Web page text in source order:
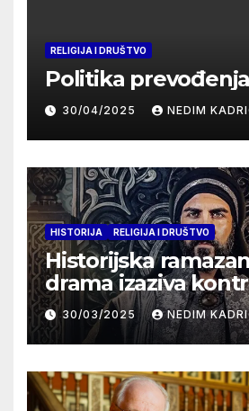
RELIGIJA I DRUŠTVO
Politika
30/04/2025 NEDIM
HISTORIJA RELIGIJA I DRUŠTVO
Historijska
drama izaziva
30/03/2025 NEDIM